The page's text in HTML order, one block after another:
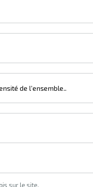
de l'ensemble..
sur le site.